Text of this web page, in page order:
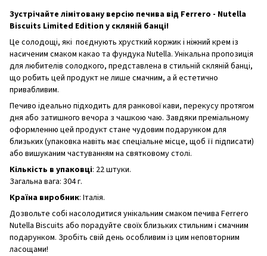
Зустрічайте лімітовану версію печива від Ferrero - Nutella
Biscuits Limited Edition у скляній банці!
Це солодощі, які поєднують хрусткий коржик і ніжний крем із
насиченим смаком какао та фундука Nutella. Унікальна пропозиція
для любителів солодкого, представлена в стильній скляній банці,
що робить цей продукт не лише смачним, а й естетично
привабливим.
Печиво ідеально підходить для ранкової кави, перекусу протягом
дня або затишного вечора з чашкою чаю. Завдяки преміальному
оформленню цей продукт стане чудовим подарунком для
близьких (упаковка навіть має спеціальне місце, щоб її підписати)
або вишуканим частуванням на святковому столі.
Кількість в упаковці: 22 штуки.
Загальна вага: 304 г.
Країна виробник: Італія.
Дозвольте собі насолодитися унікальним смаком печива Ferrero
Nutella Biscuits або порадуйте своїх близьких стильним і смачним
подарунком. Зробіть свій день особливим із цим неповторним
ласощами!